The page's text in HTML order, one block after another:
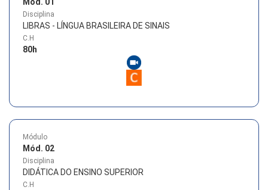
Disciplina
LIBRAS - LÍNGUA BRASILEIRA DE SINAIS
C.H
80h
Módulo
Mód. 02
Disciplina
DIDÁTICA DO ENSINO SUPERIOR
C.H